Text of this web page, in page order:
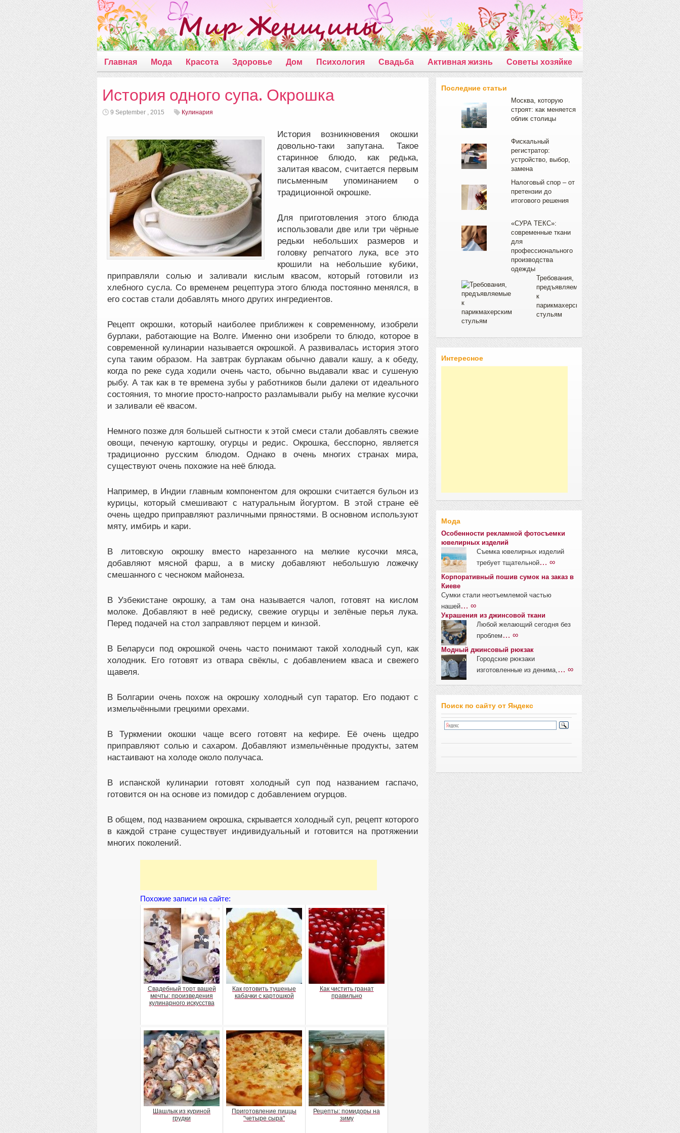
Главная Мода Красота Здоровье Дом Психология Свадьба Активная жизнь Советы хозяйке
История одного супа. Окрошка
9 September , 2015 Кулинария
История возникновения окошки
довольно-таки запутана. Такое
старинное блюдо, как редька,
залитая квасом, считается первым
письменным упоминанием о
традиционной окрошке.
Для приготовления этого блюда
использовали две или три чёрные
редьки небольших размеров и
головку репчатого лука, все это
крошили на небольшие кубики,
приправляли солью и заливали кислым квасом, который готовили из
хлебного сусла. Со временем рецептура этого блюда постоянно менялся, в
его состав стали добавлять много других ингредиентов.
Рецепт окрошки, который наиболее приближен к современному, изобрели
бурлаки, работающие на Волге. Именно они изобрели то блюдо, которое в
современной кулинарии называется окрошкой. А развивалась история этого
супа таким образом. На завтрак бурлакам обычно давали кашу, а к обеду,
когда по реке суда ходили очень часто, обычно выдавали квас и сушеную
рыбу. А так как в те времена зубы у работников были далеки от идеального
состояния, то многие просто-напросто разламывали рыбу на мелкие кусочки
и заливали её квасом.
Немного позже для большей сытности к этой смеси стали добавлять свежие
овощи, печеную картошку, огурцы и редис. Окрошка, бесспорно, является
традиционно русским блюдом. Однако в очень многих странах мира,
существуют очень похожие на неё блюда.
Например, в Индии главным компонентом для окрошки считается бульон из
курицы, который смешивают с натуральным йогуртом. В этой стране её
очень щедро приправляют различными пряностями. В основном используют
мяту, имбирь и кари.
В литовскую окрошку вместо нарезанного на мелкие кусочки мяса,
добавляют мясной фарш, а в миску добавляют небольшую ложечку
смешанного с чесноком майонеза.
В Узбекистане окрошку, а там она называется чалоп, готовят на кислом
молоке. Добавляют в неё редиску, свежие огурцы и зелёные перья лука.
Перед подачей на стол заправляют перцем и кинзой.
В Беларуси под окрошкой очень часто понимают такой холодный суп, как
холодник. Его готовят из отвара свёклы, с добавлением кваса и свежего
щавеля.
В Болгарии очень похож на окрошку холодный суп таратор. Его подают с
измельчёнными грецкими орехами.
В Туркмении окошки чаще всего готовят на кефире. Её очень щедро
приправляют солью и сахаром. Добавляют измельчённые продукты, затем
настаивают на холоде около получаса.
В испанской кулинарии готовят холодный суп под названием гаспачо,
готовится он на основе из помидор с добавлением огурцов.
В общем, под названием окрошка, скрывается холодный суп, рецепт которого
в каждой стране существует индивидуальный и готовится на протяжении
многих поколений.
Похожие записи на сайте:
Свадебный торт вашей
мечты: произведения
кулинарного искусства
Как готовить тушеные
кабачки с картошкой
Как чистить гранат
правильно
Шашлык из куриной
грудки
Приготовление пиццы
"четыре сыра"
Рецепты: помидоры на
зиму
Последние статьи
Москва, которую
строят: как меняется
облик столицы
Фискальный
регистратор:
устройство, выбор,
замена
Налоговый спор – от
претензии до
итогового решения
«СУРА ТЕКС»:
современные ткани
для
профессионального
производства
одежды
Требования,
предъявляемые
к
парикмахерским
стульям
Интересное
Мода
Особенности рекламной фотосъемки
ювелирных изделий
Съемка ювелирных изделий
требует тщательной… ∞
Корпоративный пошив сумок на заказ в
Киеве
Сумки стали неотъемлемой частью
нашей… ∞
Украшения из джинсовой ткани
Любой желающий сегодня без
проблем … ∞
Модный джинсовый рюкзак
Городские рюкзаки
изготовленные из денима, … ∞
Поиск по сайту от Яндекс